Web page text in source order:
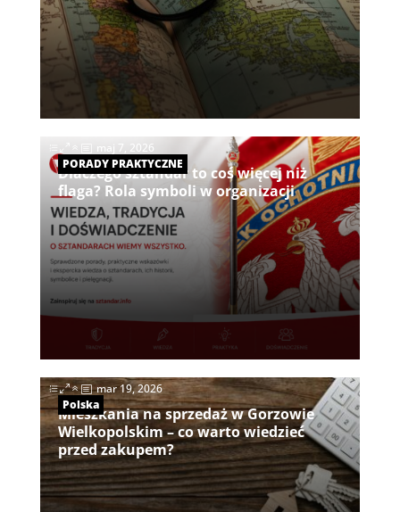
Dlaczego sztandar to coś więcej niż
flaga? Rola symboli w organizacji
maj 7, 2026
PORADY PRAKTYCZNE
Mieszkania na sprzedaż w Gorzowie
Wielkopolskim – co warto wiedzieć
przed zakupem?
mar 19, 2026|
Polska